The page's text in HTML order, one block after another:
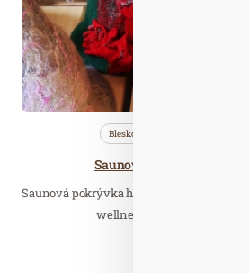
Bleskovky
Saunové klobouky a
Saunová pokrývka hlavy není jen
wellness, ale je také velmi